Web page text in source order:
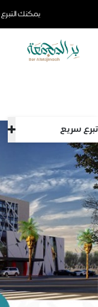
يمكنك
تبرع سريع